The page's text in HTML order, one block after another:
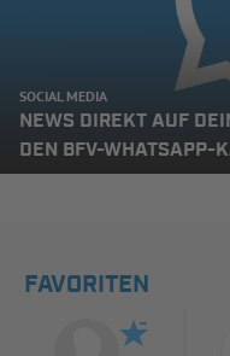
SOCIAL MEDIA
NEWS DIREKT AUF
DEN BFV-WHATSAPP-
FAVORITEN